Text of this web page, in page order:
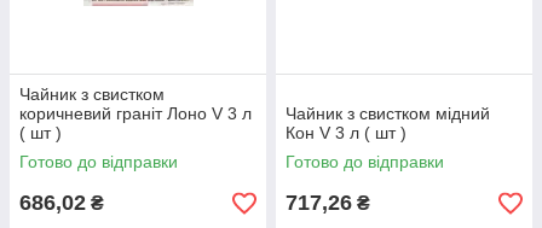
Чайник з свистком
коричневий граніт Лоно V 3 л
( шт )
Готово до відправки
686,02 ₴
Чайник з свистком мідний
Кон V 3 л ( шт )
Готово до відправки
717,26 ₴